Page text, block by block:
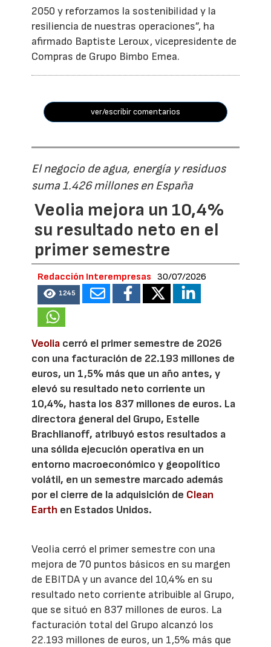
2050 y reforzamos la sostenibilidad y la
resiliencia de nuestras operaciones”, ha
afirmado Baptiste Leroux, vicepresidente de
Compras de Grupo Bimbo Emea.
ver/escribir comentarios
El negocio de agua, energía y residuos
suma 1.426 millones en España
Veolia mejora un 10,4%
su resultado neto en el
primer semestre
Redacción Interempresas 30/07/2026
1245
Veolia cerró el primer semestre de 2026
con una facturación de 22.193 millones de
euros, un 1,5% más que un año antes, y
elevó su resultado neto corriente un
10,4%, hasta los 837 millones de euros. La
directora general del Grupo, Estelle
Brachlianoff, atribuyó estos resultados a
una sólida ejecución operativa en un
entorno macroeconómico y geopolítico
volátil, en un semestre marcado además
por el cierre de la adquisición de Clean
Earth en Estados Unidos.
Veolia cerró el primer semestre con una
mejora de 70 puntos básicos en su margen
de EBITDA y un avance del 10,4% en su
resultado neto corriente atribuible al Grupo,
que se situó en 837 millones de euros. La
facturación total del Grupo alcanzó los
22.193 millones de euros, un 1,5% más que